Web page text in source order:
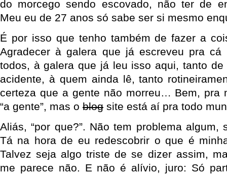
do morcego sendo escovado, não ter de
Meu eu de 27 anos só sabe ser si mesmo
É por isso que tenho também de fazer a
Agradecer à galera que já escreveu pra cá
todos, à galera que já leu isso aqui, tanto de
acidente, à quem ainda lê, tanto
certeza que a gente não morreu… Bem, pra
“a gente”, mas o blog site está aí pra todo
Aliás, “por que?”. Não tem problema
Tá na hora de eu redescobrir o que é
Talvez seja algo triste de se dizer assim,
me parece não. E não é alívio, juro: Só